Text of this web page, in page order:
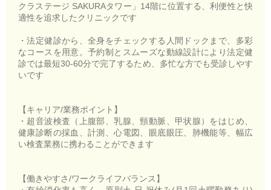
クラステージ SAKURAタワー」14階に位置する、利便性と快
適性を追求したクリニックです
・法定健診から、全身をチェックする人間ドックまで、多彩
なコースを用意。予約制とスムーズな動線設計により法定健
診では最短30-60分で完了するため、多忙な方でも受診しやす
いです
【キャリア/業務ポイント】
・超音波検査（上腹部、乳腺、頸動脈、甲状腺）をはじめ、
健康診断の採血、計測、心電図、眼底眼圧、肺機能等、幅広
い検査業務に携わることができます
【働きやすさ/ワークライフバランス】